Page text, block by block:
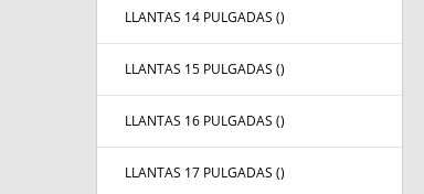
LLANTAS 14 PULGADAS ()
LLANTAS 15 PULGADAS ()
LLANTAS 16 PULGADAS ()
LLANTAS 17 PULGADAS ()